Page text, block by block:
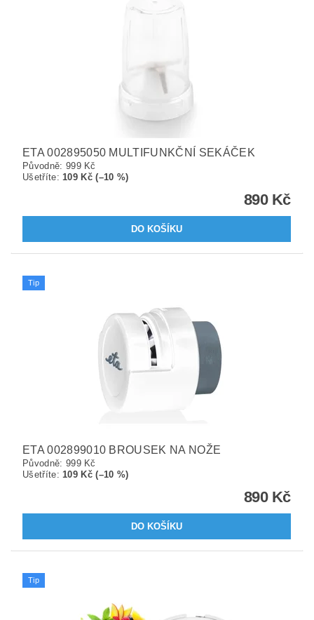
ETA 002895050 MULTIFUNKČNÍ SEKÁČEK
Původně: 999 Kč
Ušetříte: 109 Kč (–10 %)
890 Kč
Tip
ETA 002899010 BROUSEK NA NOŽE
Původně: 999 Kč
Ušetříte:109 Kč (–10 %)
890 Kč
Tip